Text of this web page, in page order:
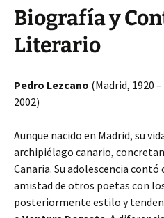
Biografía y
Literario
Pedro Lezcano (Madrid, 1920
2002)
Aunque nacido en Madrid, su
archipiélago canario,
Canaria. Su adolescencia
amistad de otros poetas con
posteriormente estilo y